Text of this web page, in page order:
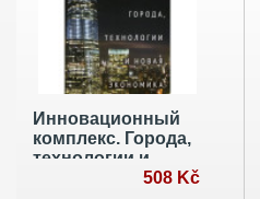
Инновационный
комплекс. Города,
технологии и
новая экономика
508 Kč